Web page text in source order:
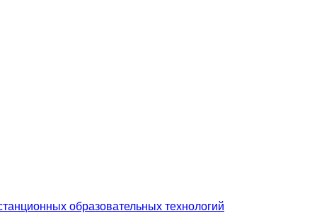
образовательных технологий